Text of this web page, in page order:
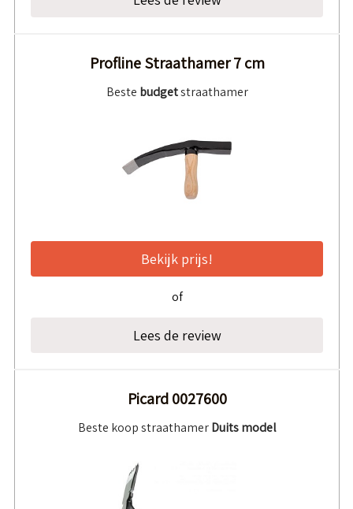
Profline Straathamer 7 cm
Beste budgetstraathamer
Bekijk prijs!
of
Lees de review
Picard 0027600
Beste koop straathamerDuits model